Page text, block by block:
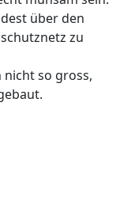
über den
zu
so gross,